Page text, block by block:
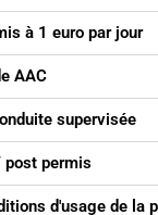
à 1 euro par jour
AAC
supervisée
post permis
d'usage de la